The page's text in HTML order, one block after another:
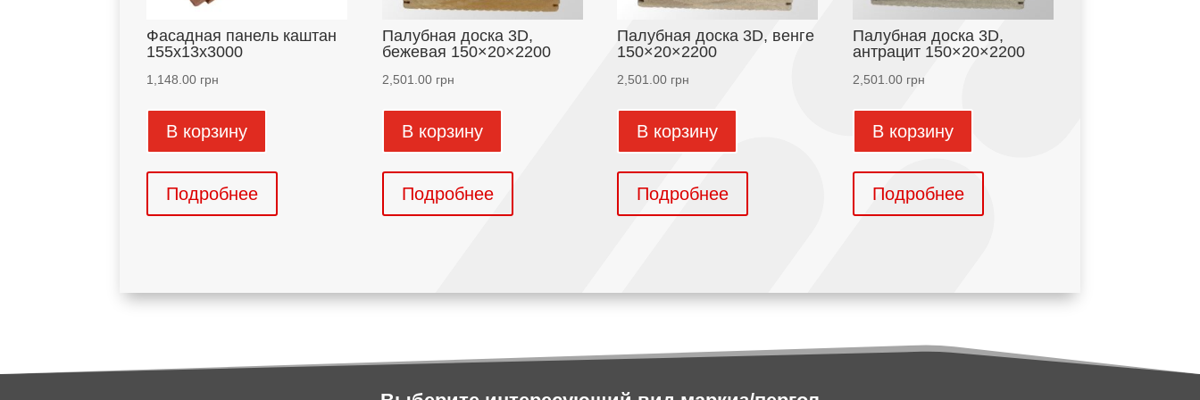
Фасадная панель каштан
155х13х3000
1,148.00 грн
В корзину
Подробнее
Палубная доска 3D,
бежевая 150×20×2200
2,501.00грн
В корзину
Подробнее
Палубная доска 3D, венге
150×20×2200
2,501.00 грн
В корзину
Подробнее
Палубная доска 3D,
антрацит 150×20×2200
2,501.00грн
В корзину
Подробнее